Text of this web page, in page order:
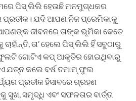
ପିସ୍ ଲିଲି ହେଉଛି ମନମୁଗ୍ଧକର
ପ୍ରତୀକ। ଯଦି ଆପଣ ନିଜ ପ୍ରେମିକାକୁ
ଜୀବନରେ ତାଙ୍କ ଭୂମିକା କେତେ
ତା’ ହେଲେ ପିସ୍ ଲିଲି ହିଁ ସବୁଠାରୁ
ଗୋଟିଏ କପ୍ ଆକୃତିର ହୋଇଥିବାରୁ
ଯତ୍ନ କଲେ ବର୍ଷ ତମାମ୍ ଫୁଲ
ପ୍ରତୀକ ହିସାବରେ ଗ୍ରହଣ
ସୁଖ, ସମୃଦ୍ଧି ଏବଂ ସଫଳତାର ବାର୍ତ୍ତା